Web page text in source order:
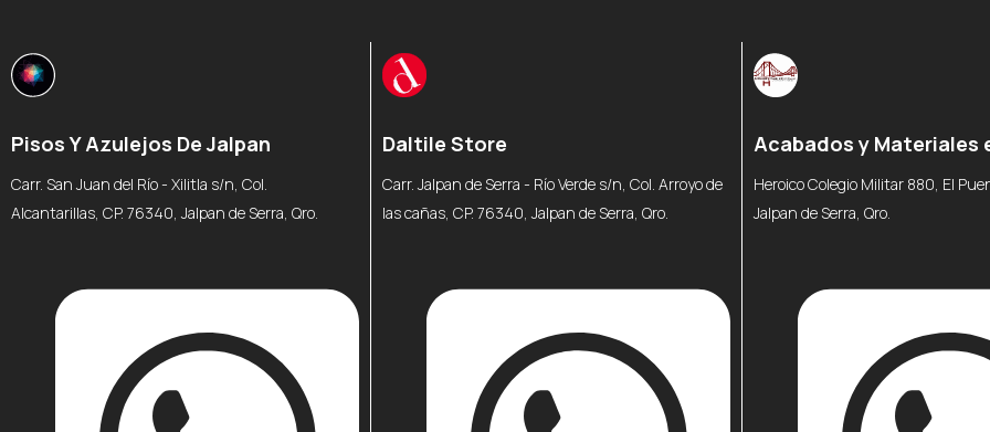
Pisos Y Azulejos De Jalpan
Carr. San Juan del Río - Xilitla s/n, Col.
Alcantarillas, CP. 76340, Jalpan de Serra, Qro.
Daltile Store
Carr. Jalpan de Serra - Río Verde s/n, Col. Arroyo de
las cañas, CP. 76340, Jalpan de Serra, Qro.
Acabados y Materiales
Heroico Colegio Militar 880, El
Jalpan de Serra, Qro.